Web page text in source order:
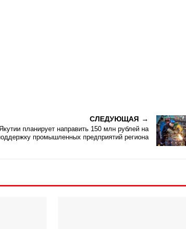
СЛЕДУЮЩАЯ
планирует направить 150 млн рублей на
промышленных предприятий региона